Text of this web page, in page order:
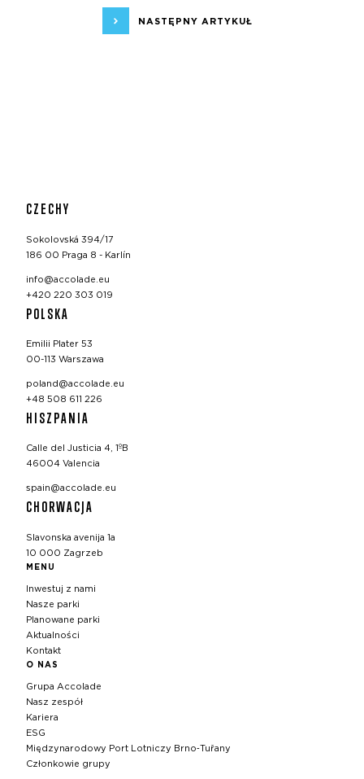
NASTĘPNY ARTYKUŁ
CZECHY
Sokolovská 394/17
186 00 Praga 8 - Karlín
info@accolade.eu
+420 220 303 019
POLSKA
Emilii Plater 53
00-113 Warszawa
poland@accolade.eu
+48 508 611 226
HISZPANIA
Calle del Justicia 4, 1ºB
46004 Valencia
spain@accolade.eu
CHORWACJA
Slavonska avenija 1a
10 000 Zagrzeb
MENU
Inwestuj z nami
Nasze parki
Planowane parki
Aktualności
Kontakt
O NAS
Grupa Accolade
Nasz zespół
Kariera
ESG
Międzynarodowy Port Lotniczy Brno‑Tuřany
Członkowie grupy